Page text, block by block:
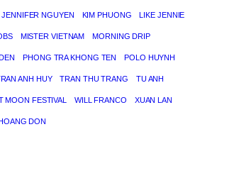
JENNIFER NGUYEN KIM PHUONG LIKE JENNIE
MISTER VIETNAM MORNING DRIP
PHONG TRA KHONG TEN POLO HUYNH
ANH HUY TRAN THU TRANG TU ANH
MOON FESTIVAL WILL FRANCO XUAN LAN
DON